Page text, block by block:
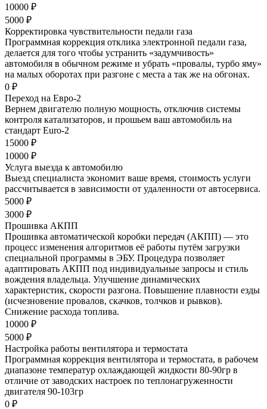
10000 ₽
5000 ₽
Корректировка чувствительности педали газа
Программная коррекция отклика электронной педали газа,
делается для того чтобы устранить «задумчивость»
автомобиля в обычном режиме и убрать «провалы, турбо яму»
на малых оборотах при разгоне с места а так же на обгонах.
0 ₽
Переход на Евро-2
Вернем двигателю полную мощность, отключив системы
контроля катализаторов, и прошьем ваш автомобиль на
стандарт Euro-2
15000 ₽
10000 ₽
Услуга выезда к автомобилю
Выезд специалиста экономит ваше время, стоимость услуги
рассчитывается в зависимости от удаленности от автосервиса.
5000 ₽
3000 ₽
Прошивка АКПП
Прошивка автоматической коробки передач (АКПП) — это
процесс изменения алгоритмов её работы путём загрузки
специальной программы в ЭБУ. Процедура позволяет
адаптировать АКПП под индивидуальные запросы и стиль
вождения владельца. Улучшение динамических
характеристик, скорости разгона. Повышение плавности езды
(исчезновение провалов, скачков, толчков и рывков).
Снижение расхода топлива.
10000 ₽
5000 ₽
Настройка работы вентилятора и термостата
Программная коррекция вентилятора и термостата, в рабочем
диапазоне температур охлаждающей жидкости 80-90гр в
отличие от заводских настроек по теплонагруженности
двигателя 90-103гр
0 ₽